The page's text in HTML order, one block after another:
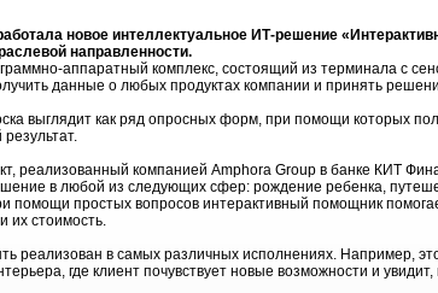
новое интеллектуальное ИТ-решение
направленности.
аппаратный комплекс, состоящий из терминала с
данные о любых продуктах компании и принять
выглядит как ряд опросных форм, при помощи которых
реализованный компанией Amphora Group в банке КИТ
в любой из следующих сфер: рождение ребенка,
помощи простых вопросов интерактивный помощник
их стоимость.
реализован в самых различных исполнениях. Например,
где клиент почувствует новые возможности и